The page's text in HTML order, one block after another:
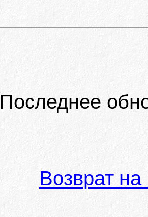
Последнее
Возврат